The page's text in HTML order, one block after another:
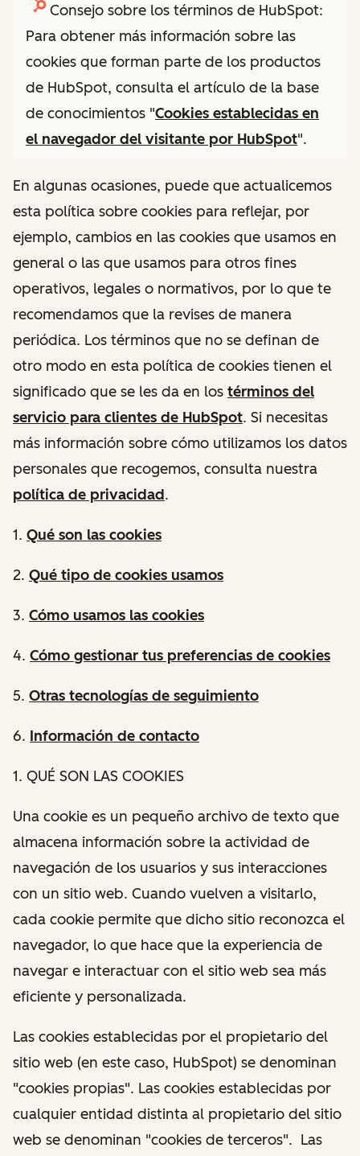
Consejo sobre los términos de HubSpot:
Para obtener más información sobre las
cookies que forman parte de los productos
de HubSpot, consulta el artículo de la base
de conocimientos "Cookies establecidas en
el navegador del visitante por HubSpot".
En algunas ocasiones, puede que actualicemos
esta política sobre cookies para reflejar, por
ejemplo, cambios en las cookies que usamos en
general o las que usamos para otros fines
operativos, legales o normativos, por lo que te
recomendamos que la revises de manera
periódica. Los términos que no se definan de
otro modo en esta política de cookies tienen el
significado que se les da en los términos del
servicio para clientes de HubSpot. Si necesitas
más información sobre cómo utilizamos los datos
personales que recogemos, consulta nuestra
política de privacidad.
1. Qué son las cookies
2. Qué tipo de cookies usamos
3. Cómo usamos las cookies
4. Cómo gestionar tus preferencias de cookies
5. Otras tecnologías de seguimiento
6. Información de contacto
1. QUÉ SON LAS COOKIES
Una cookie es un pequeño archivo de texto que
almacena información sobre la actividad de
navegación de los usuarios y sus interacciones
con un sitio web. Cuando vuelven a visitarlo,
cada cookie permite que dicho sitio reconozca el
navegador, lo que hace que la experiencia de
navegar e interactuar con el sitio web sea más
eficiente y personalizada.
Las cookies establecidas por el propietario del
sitio web (en este caso, HubSpot) se denominan
"cookies propias". Las cookies establecidas por
cualquier entidad distinta al propietario del sitio
web se denominan "cookies de terceros". Las